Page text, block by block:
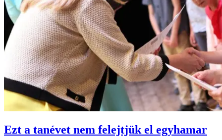
Ezt a tanévet nem felejtjük el egyhamar